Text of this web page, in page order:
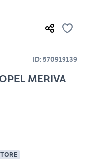
ID: 570919139
MERIVA